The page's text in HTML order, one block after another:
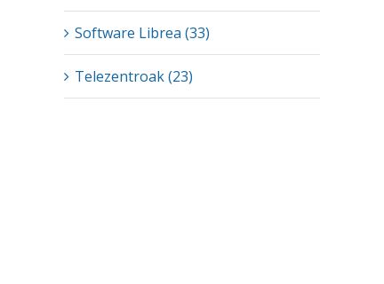
Software Librea (33)
Telezentroak (23)